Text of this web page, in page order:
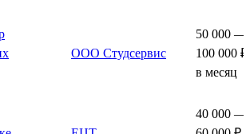
ООО Студсервис
50 000 —
100 000 ₽
в месяц
40 000 —